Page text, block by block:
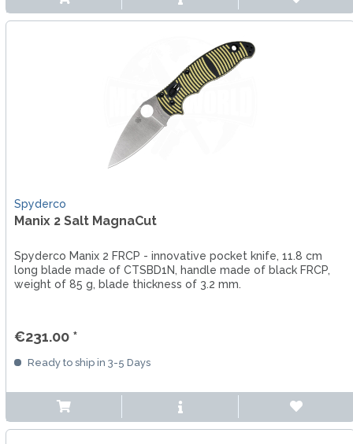
Spyderco
Manix 2 Salt MagnaCut
Spyderco Manix 2 FRCP - innovative pocket knife, 11.8 cm
long blade made of CTSBD1N, handle made of black FRCP,
weight of 85 g, blade thickness of 3.2 mm.
€231.00 *
Ready to ship in 3-5 Days